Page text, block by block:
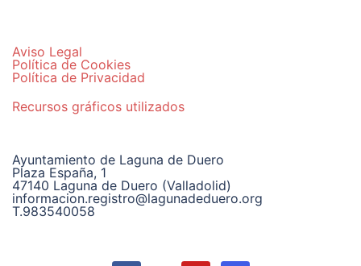
Aviso Legal
Política de Cookies
Política de Privacidad
Recursos gráficos utilizados
Ayuntamiento de Laguna de Duero
Plaza España, 1
47140 Laguna de Duero (Valladolid)
informacion.registro@lagunadeduero.org
T.983540058